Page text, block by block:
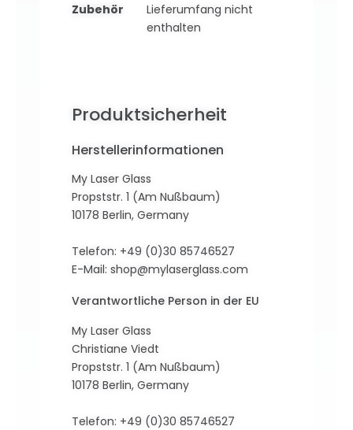
Zubehör
Lieferumfang nicht
enthalten
Produktsicherheit
Herstellerinformationen
My Laser Glass
Propststr. 1 (Am Nußbaum)
10178 Berlin, Germany
Telefon: +49 (0)30 85746527
E-Mail: shop@mylaserglass.com
Verantwortliche Person in der EU
My Laser Glass
Christiane Viedt
Propststr. 1 (Am Nußbaum)
10178 Berlin, Germany
Telefon: +49 (0)30 85746527